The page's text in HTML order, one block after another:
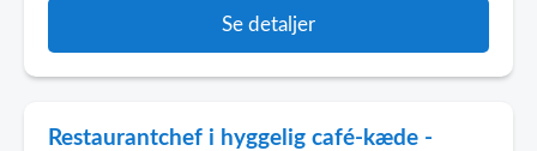
Se detaljer
Restaurantchef i hyggelig café-kæde -